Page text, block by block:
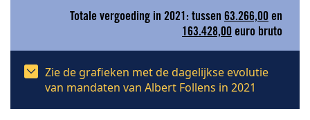
Totale vergoeding in 2021: tussen 63.266,00 en
163.428,00 euro bruto
Zie de grafieken met de dagelijkse evolutie
van mandaten van Albert Follens in 2021